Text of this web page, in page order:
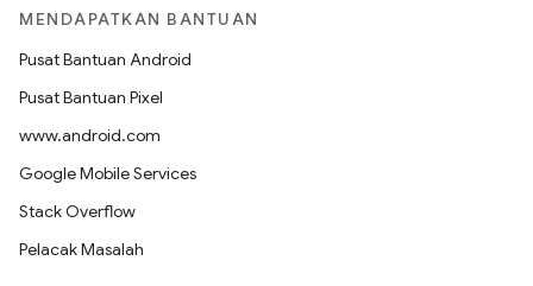
MENDAPATKAN BANTUAN
Pusat Bantuan Android
Pusat Bantuan Pixel
www.android.com
Google Mobile Services
Stack Overflow
Pelacak Masalah